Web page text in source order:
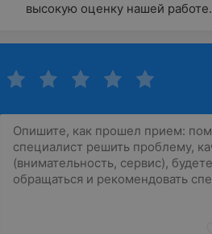
высокую оценку нашей работе.